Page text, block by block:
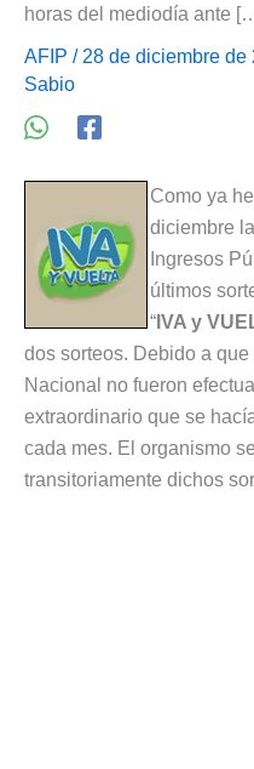
horas del mediodía ante
AFIP / 28 de diciembre de
Sabio
Como ya
diciembre
Ingresos
últimos
“ IVA y
dos sorteos. Debido a
Nacional no fueron
extraordinario que se
cada mes. El organismo
transitoriamente dichos